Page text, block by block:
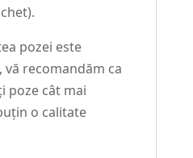
pozei este
vă recomandăm ca
poze cât mai
o calitate